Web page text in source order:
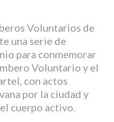
Voluntarios de
una serie de
para conmemorar
Voluntario y el
con actos
por la ciudad y
cuerpo activo.